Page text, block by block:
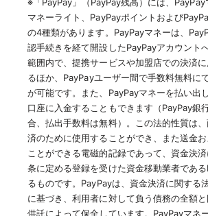
マネーライト、PayPayポイントおよび
の4種類があります。PayPayマネーは、
認手続きを経て開設したPayPayアカウント
範囲内で、提携サービスや加盟店での決済
るほか、PayPayユーザー間で手数料無料に
が可能です。また、PayPayマネーを払い出
口座に入金することもできます（PayPay銀
合、払出手数料は無料）。この法的性質は
済のために使用することができ、また送金
ことができる電磁的記録であって、資金決
条に定める登録を受けた資金移動業者であ
るものです。PayPayは、資金決済に関する
に基づき、利用者に対して負う債務の全額
供託によって保全しています。PayPayマネ